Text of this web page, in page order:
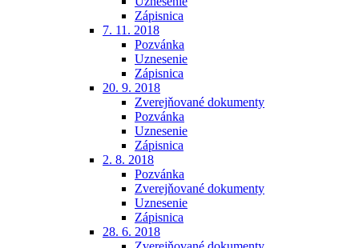
Zápisnica
7. 11. 2018
Pozvánka
Uznesenie
Zápisnica
20. 9. 2018
Zverejňované dokumenty
Pozvánka
Uznesenie
Zápisnica
2. 8. 2018
Pozvánka
Zverejňované dokumenty
Uznesenie
Zápisnica
28. 6. 2018